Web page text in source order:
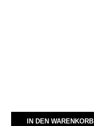
IN DEN WARENKORB